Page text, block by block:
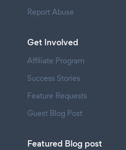
Report Abuse
Get Involved
Affiliate Program
Success Stories
Feature Requests
Guest Blog Post
Featured Blog post